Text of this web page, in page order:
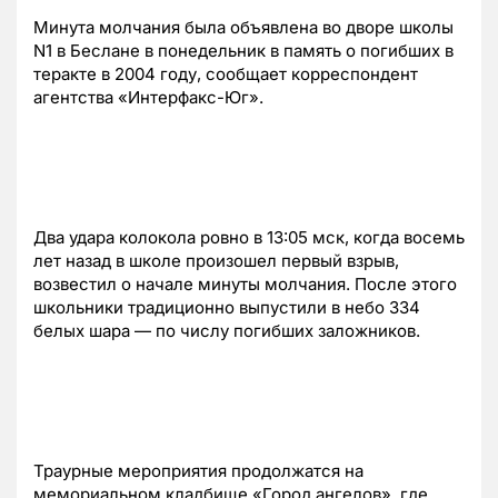
Минута молчания была объявлена во дворе школы
N1 в Беслане в понедельник в память о погибших в
теракте в 2004 году, сообщает корреспондент
агентства «Интерфакс-Юг».
Два удара колокола ровно в 13:05 мск, когда восемь
лет назад в школе произошел первый взрыв,
возвестил о начале минуты молчания. После этого
школьники традиционно выпустили в небо 334
белых шара — по числу погибших заложников.
Траурные мероприятия продолжатся на